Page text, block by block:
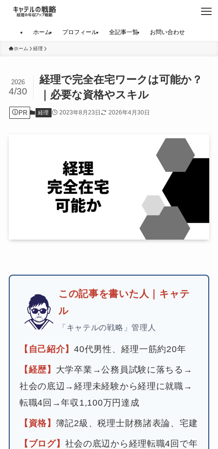
ホーム プロフィール 全記事一覧 お問い合わせ
ホーム 経理
経理で完全在宅ワークは可能か？
｜必要な資格やスキル
2026
4/30
PR 経理 2023年8月23日 2026年4月30日
この記事を書いた人｜キャテ
ル
「キャテルの戦略」管理人
【自己紹介】40代男性、経理一筋約20年
【経歴】 大学卒業→公務員試験に落ちる→
社会の底辺→経理未経験から経理に就職→
転職4回→年収1,100万円達成
【資格】 簿記2級、税理士財務諸表論、宅建
【ブログ】 社会の底辺から経理転職4回で年